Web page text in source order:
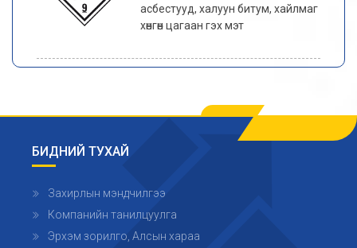
асбестууд, халуун битум, хайлмаг
хөнгөн цагаан гэх мэт
БИДНИЙ ТУХАЙ
Захирлын мэндчилгээ
Компанийн танилцуулга
Эрхэм зорилго, Алсын хараа